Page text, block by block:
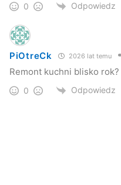
0 Odpowiedz
PiOtreCk 2026 lat temu
Remont kuchni blisko
0 Odpowiedz